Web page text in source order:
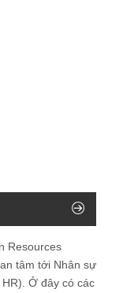
Resources
tâm tới Nhân sự
Ở đây có các